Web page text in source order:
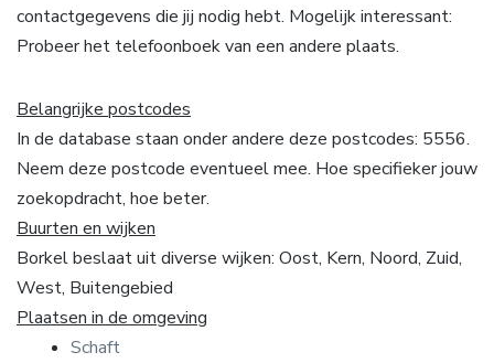
contactgegevens die jij nodig hebt. Mogelijk interessant:
Probeer het telefoonboek van een andere plaats.
Belangrijke postcodes
In de database staan onder andere deze postcodes: 5556.
Neem deze postcode eventueel mee. Hoe specifieker jouw
zoekopdracht, hoe beter.
Buurten en wijken
Borkel beslaat uit diverse wijken: Oost, Kern, Noord, Zuid,
West, Buitengebied
Plaatsen in de omgeving
Schaft